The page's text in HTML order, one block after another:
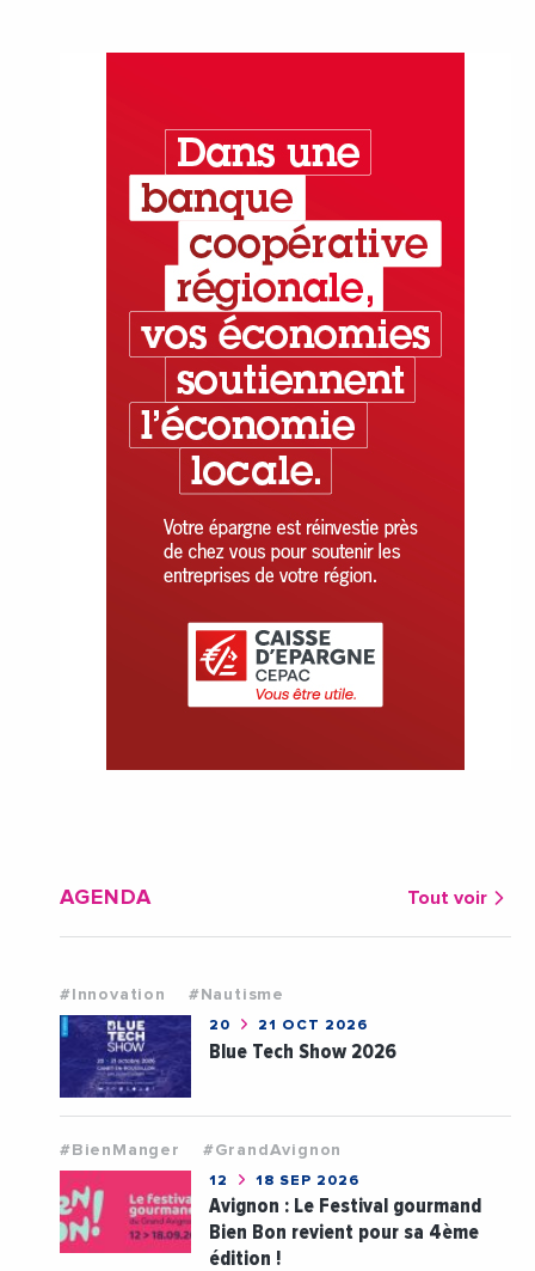
AGENDA Tout voir
#Innovation #Nautisme
20 21 OCT 2026
Blue Tech Show 2026
#BienManger #GrandAvignon
12 18 SEP 2026
Avignon : Le Festival gourmand
Bien Bon revient pour sa 4ème
édition !